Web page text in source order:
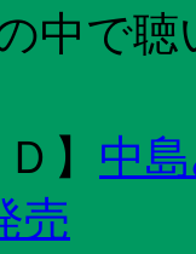
の中で
】 中
売